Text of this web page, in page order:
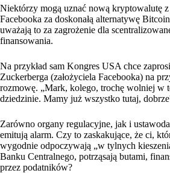
Niektórzy mogą uznać nową kryptowalutę z
Facebooka za doskonałą alternatywę
uważają to za zagrożenie dla
finansowania.
Na przykład sam Kongres USA chce
Zuckerberga (założyciela Facebooka) na
rozmowę. „Mark, kolego, trochę wolniej w
dziedzinie. Mamy już wszystko tutaj,
Zarówno organy regulacyjne, jak i
emitują alarm. Czy to zaskakujące, że ci,
wygodnie odpoczywają „w tylnych
Banku Centralnego, potrząsają butami,
przez podatników?